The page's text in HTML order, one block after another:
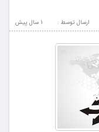
1 سال پيش ارسال توسط :